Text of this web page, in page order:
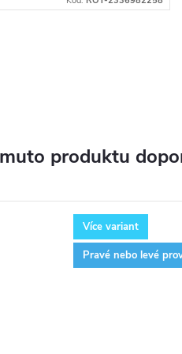
produktu
Více variant
Pravé nebo levé